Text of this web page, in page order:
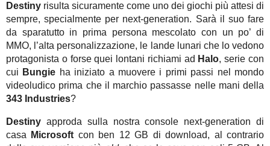
Destiny risulta sicuramente come uno dei giochi più attesi di
sempre, specialmente per next-generation. Sarà il suo fare
da sparatutto in prima persona mescolato con un po’ di
MMO, l’alta personalizzazione, le lande lunari che lo vedono
protagonista o forse quei lontani richiami ad Halo, serie con
cui Bungie ha iniziato a muovere i primi passi nel mondo
videoludico prima che il marchio passasse nelle mani della
343 Industries?
Destiny approda sulla nostra console next-generation di
casa Microsoft con ben 12 GB di download, al contrario